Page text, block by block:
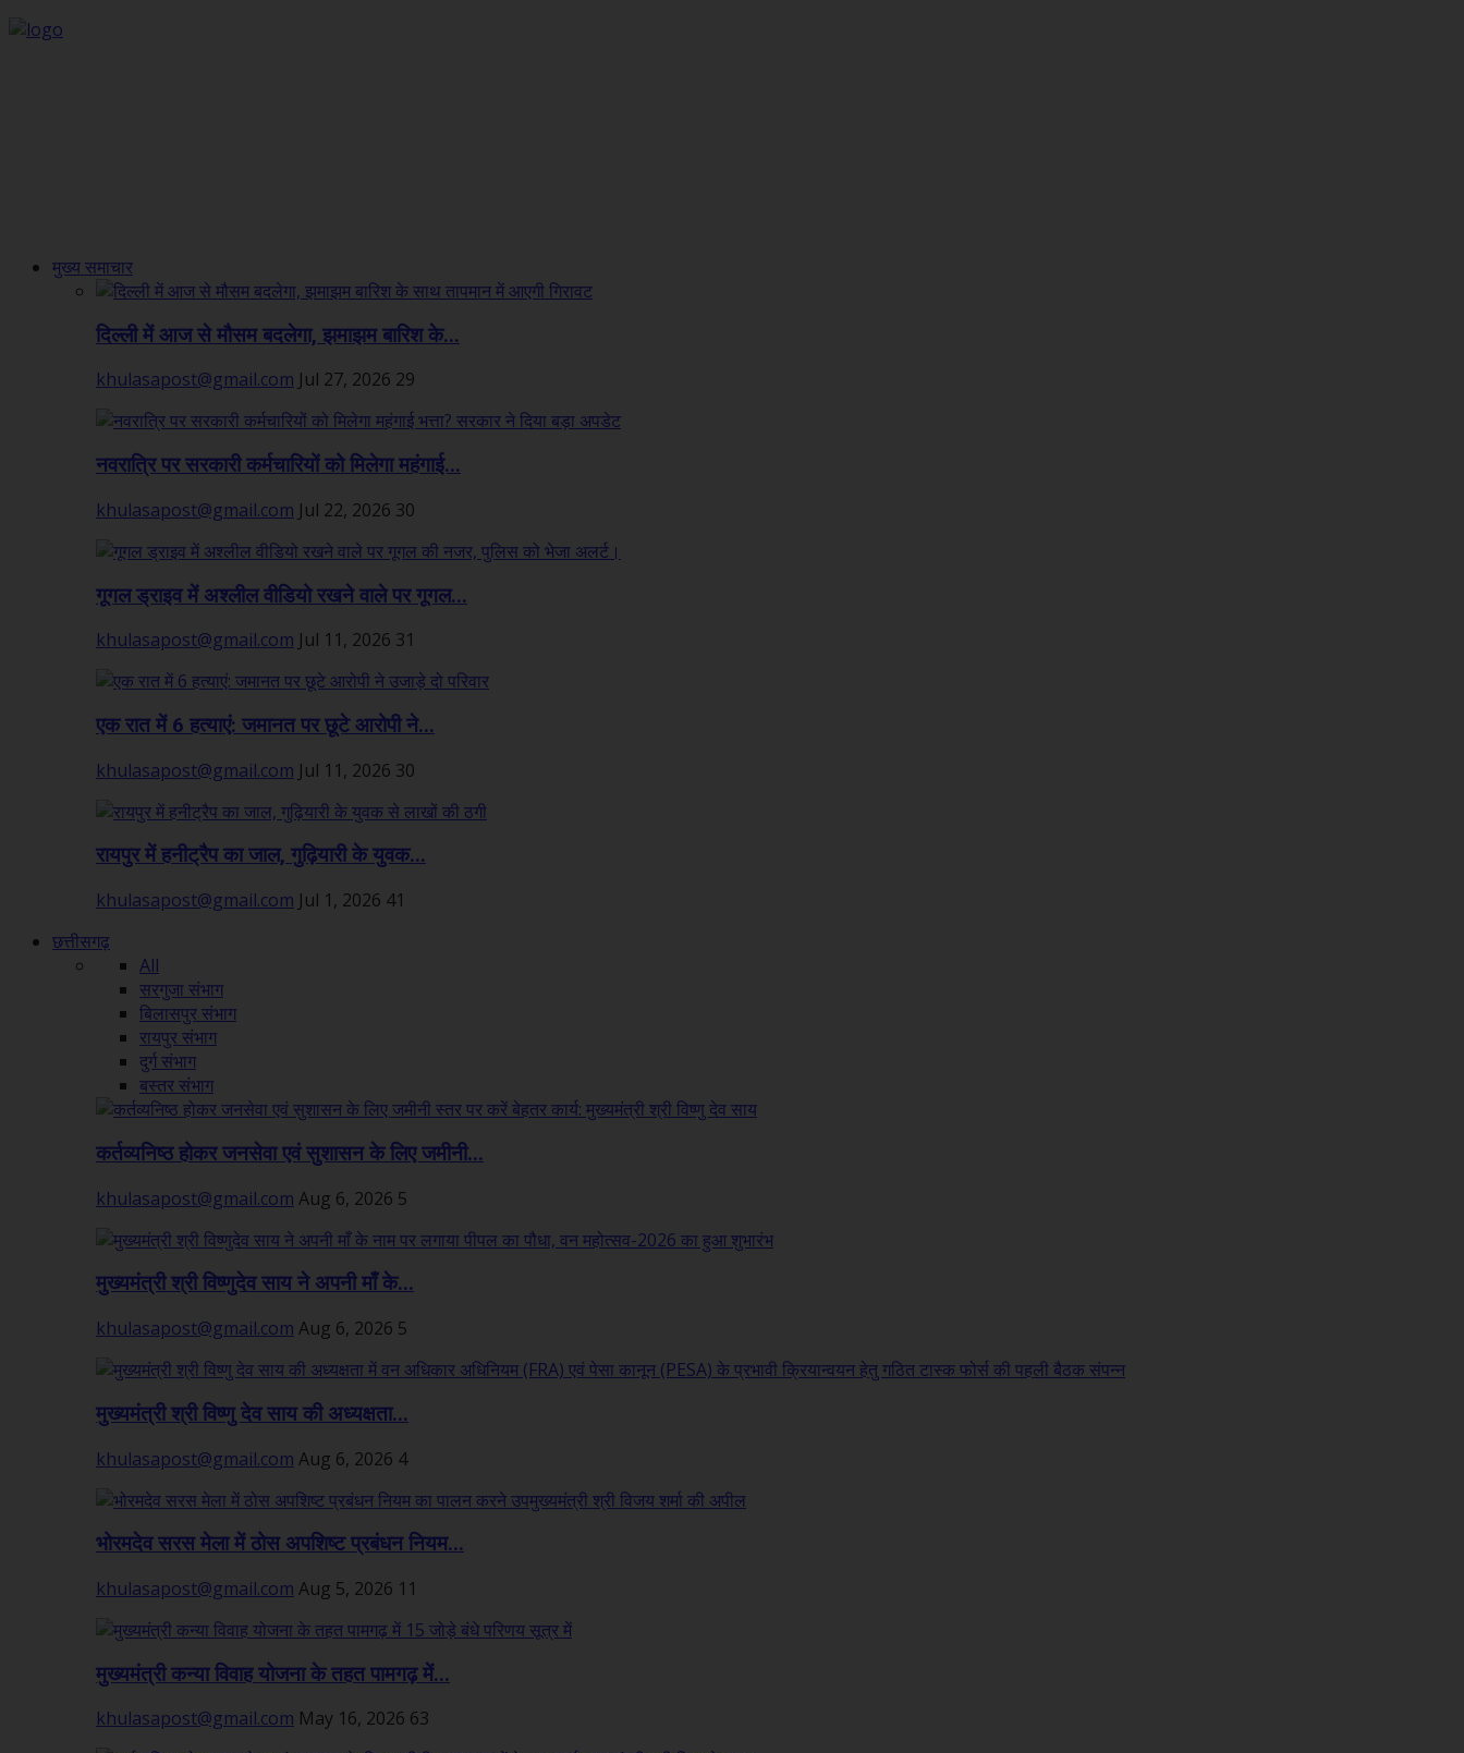
मुख्य समाचार
दिल्ली में आज से मौसम बदलेगा, झमाझम बारिश के...
khulasapost@gmail.com Jul 27, 2026 29
नवरात्रि पर सरकारी कर्मचारियों को मिलेगा महंगाई...
khulasapost@gmail.com Jul 22, 2026 30
गूगल ड्राइव में अश्लील वीडियो रखने वाले पर गूगल...
khulasapost@gmail.com Jul 11, 2026 31
एक रात में 6 हत्याएं: जमानत पर छूटे आरोपी ने...
khulasapost@gmail.com Jul 11, 2026 30
रायपुर में हनीट्रैप का जाल, गुढ़ियारी के युवक...
khulasapost@gmail.com Jul 1, 2026 41
छत्तीसगढ़
All
सरगुजा संभाग
बिलासपुर संभाग
रायपुर संभाग
दुर्ग संभाग
बस्तर संभाग
कर्तव्यनिष्ठ होकर जनसेवा एवं सुशासन के लिए जमीनी...
khulasapost@gmail.com Aug 6, 2026 5
मुख्यमंत्री श्री विष्णुदेव साय ने अपनी माँ के...
khulasapost@gmail.com Aug 6, 2026 5
मुख्यमंत्री श्री विष्णु देव साय की अध्यक्षता...
khulasapost@gmail.com Aug 6, 2026 4
भोरमदेव सरस मेला में ठोस अपशिष्ट प्रबंधन नियम...
khulasapost@gmail.com Aug 5, 2026 11
मुख्यमंत्री कन्या विवाह योजना के तहत पामगढ़ में...
khulasapost@gmail.com May 16, 2026 63